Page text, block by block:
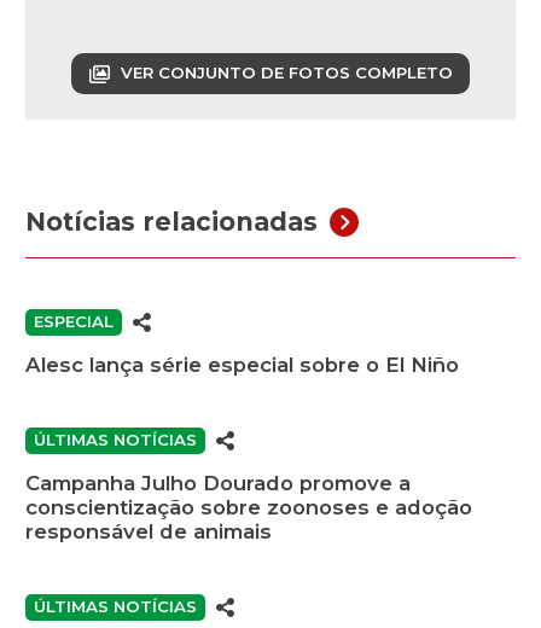
VER CONJUNTO DE FOTOS COMPLETO
Notícias relacionadas
ESPECIAL
Alesc lança série especial sobre o El Niño
ÚLTIMAS NOTÍCIAS
Campanha Julho Dourado promove a
conscientização sobre zoonoses e adoção
responsável de animais
ÚLTIMAS NOTÍCIAS